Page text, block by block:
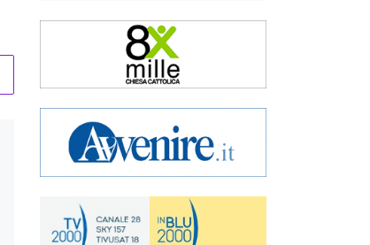
Pubblicato
Prima Comunione –